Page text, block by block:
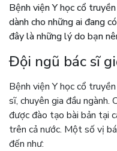
Bệnh viện Y học cổ
dành cho những ai đang
đây là những lý do bạn
Đội ngũ bác sĩ
Bệnh viện Y học cổ
sĩ, chuyên gia đầu ngành.
được đào tạo bài bản tại
trên cả nước. Một số vị
đến như: